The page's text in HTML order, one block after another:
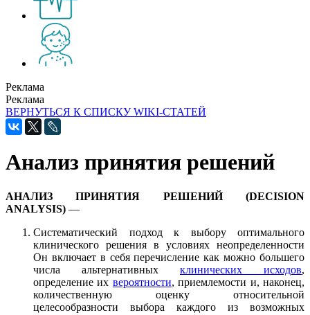
Реклама
Реклама
ВЕРНУТЬСЯ К СПИСКУ WIKI-СТАТЕЙ
Анализ принятия решений
АНАЛИЗ ПРИНЯТИЯ РЕШЕНИЙ (DECISION
ANALYSIS) —
Систематический подход к выбору оптимального
клинического решения в условиях неопределенности
Он включает в себя перечисление как можно большего
числа альтернативных клинических исходов,
определение их вероятности, приемлемости и, наконец,
количественную оценку относительной
целесообразности выбора каждого из возможных